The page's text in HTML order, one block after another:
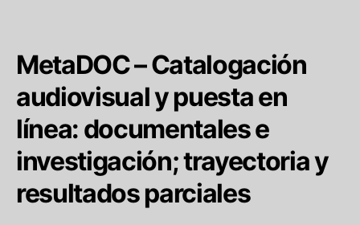
MetaDOC – Catalogación
audiovisual y puesta en
línea: documentales e
investigación; trayectoria y
resultados parciales